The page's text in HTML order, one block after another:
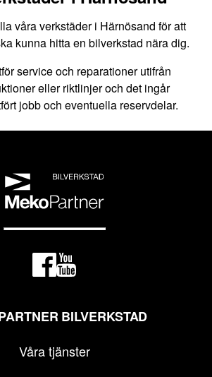
våra verkstäder i Härnösand för att
kunna hitta en bilverkstad nära dig.
service och reparationer utifrån
eller riktlinjer och det ingår
jobb och eventuella reservdelar.
BILVERKSTAD
Våra tjänster